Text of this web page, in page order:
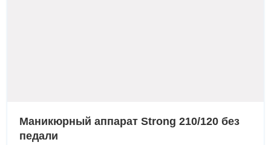
Маникюрный аппарат Strong 210/120 без
педали